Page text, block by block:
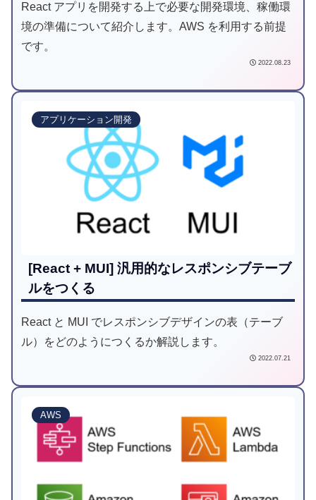
React アプリを開発する上で必要な開発環境、稼働環
境の準備について紹介します。AWS を利用する前提
です。
2022.08.23
アプリケーション開発
[React + MUI] 汎用的なレスポンシブテーブ
ルをつくる
React と MUI でレスポンシブデザインの表（テーブ
ル）をどのようにつくるか解説します。
2022.07.21
AWS